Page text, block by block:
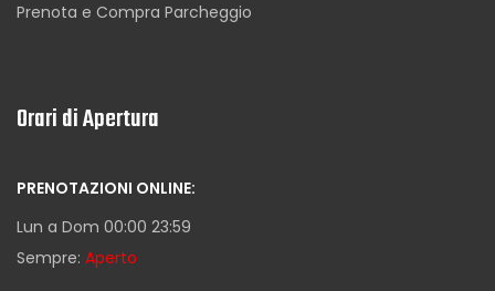
Prenota e Compra Parcheggio
Orari di Apertura
PRENOTAZIONI ONLINE:
Lun a Dom 00:00 23:59
Sempre: Aperto